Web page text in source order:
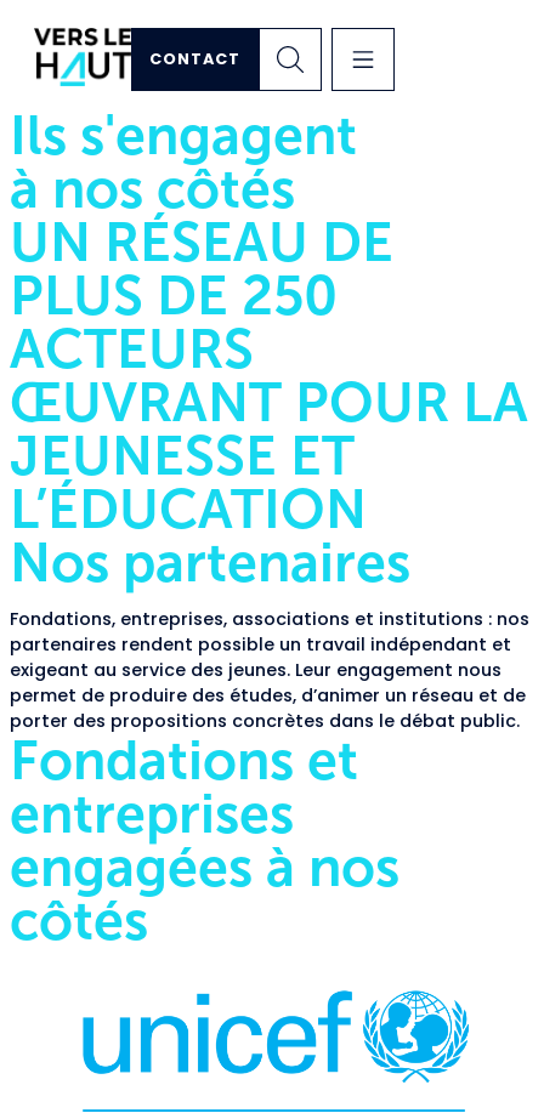
CONTACT
Ils s'engagent
à nos côtés
UN RÉSEAU DE
PLUS DE 250
ACTEURS
ŒUVRANT POUR LA
JEUNESSE ET
L’ÉDUCATION
Nos partenaires
Fondations, entreprises, associations et institutions : nos
partenaires rendent possible un travail indépendant et
exigeant au service des jeunes. Leur engagement nous
permet de produire des études, d’animer un réseau et de
porter des propositions concrètes dans le débat public.
Fondations et
entreprises
engagées à nos
côtés